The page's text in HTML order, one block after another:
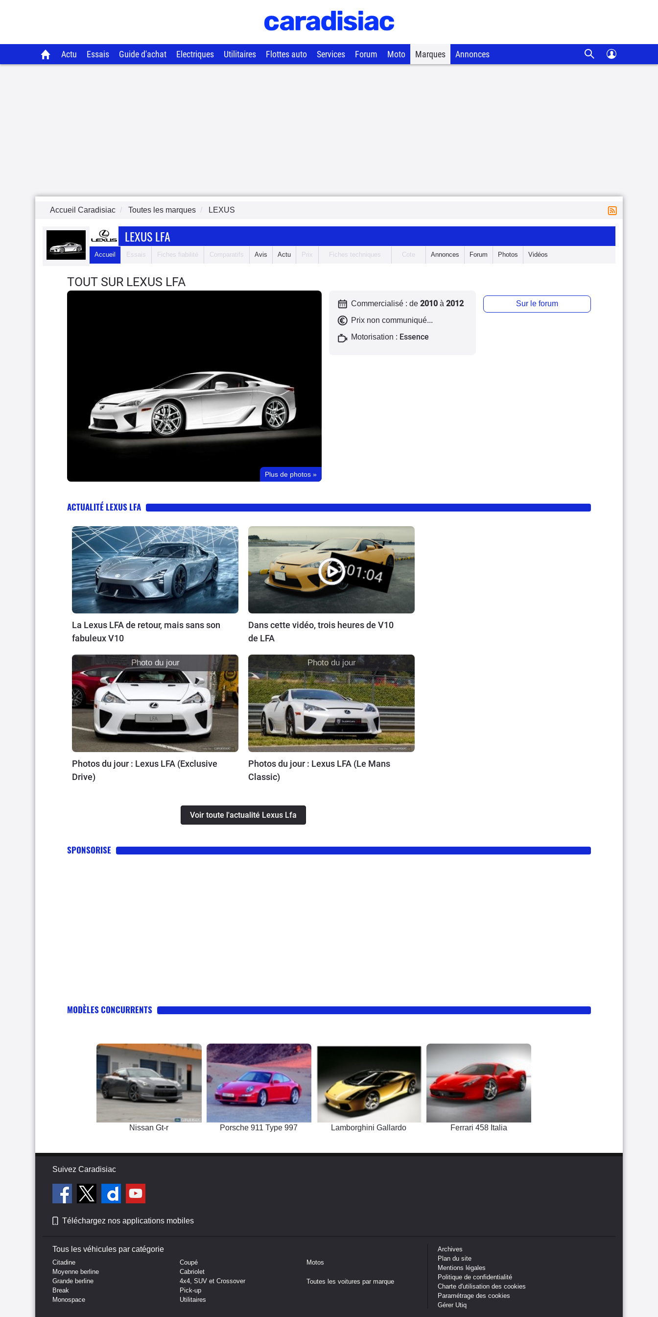
Actu Essais Guide d'achat Electriques Utilitaires Flottes auto Services Forum Moto Marques Annonces
Accueil Caradisiac Toutes les marques LEXUS
LEXUS LFA
Accueil Essais Fiches fiabilité Comparatifs Avis Actu Prix Fiches techniques Cote Annonces Forum Photos Vidéos
TOUT SUR LEXUS LFA
Plus de photos »
Commercialisé : de 2010 à 2012
Prix non communiqué...
Motorisation : Essence
Sur le forum
ACTUALITÉ LEXUS LFA
La Lexus LFA de retour, mais sans son
fabuleux V10
Dans cette vidéo, trois heures de V10
de LFA
Photo du jour
Photos du jour : Lexus LFA (Exclusive
Drive)
Photo du jour
Photos du jour : Lexus LFA (Le Mans
Classic)
Voir toute l'actualité Lexus Lfa
SPONSORISE
MODÈLES CONCURRENTS
Nissan Gt-r Porsche 911 Type 997 Lamborghini Gallardo Ferrari 458 Italia
Suivez Caradisiac
Téléchargez nos applications mobiles
Tous les véhicules par catégorie
Citadine
Moyenne berline
Grande berline
Break
Monospace
Coupé
Cabriolet
4x4, SUV et Crossover
Pick-up
Utilitaires
Motos
Toutes les voitures par marque
Archives
Plan du site
Mentions légales
Politique de confidentialité
Charte d'utilisation des cookies
Paramétrage des cookies
Gérer Utiq